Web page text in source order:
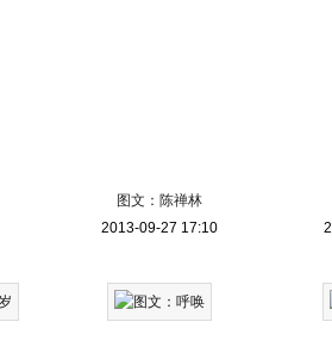
图文：陈禅林
2013-09-27 17:10